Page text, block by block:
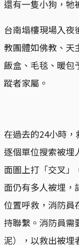
還有一隻小狗，牠
台南塌樓現場入夜
教團體如佛教、天
飯盒、毛毯、暖包
蹤者家屬。
在過去的24小時，
逐個單位搜索被埋
面圖上打「交叉」
面仍有多人被埋，
位置呼救，消防員
持聯繫。消防員需
泥），以救出被埋